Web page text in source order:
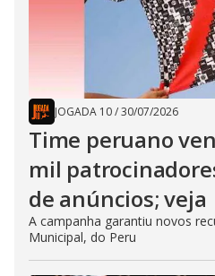
JOGADA 10/30/07/2026
Time peruano
mil
de anúncios; veja
A campanha garantiu novos
Municipal, do Peru